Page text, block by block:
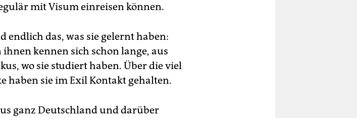
mit Visum einreisen können.
endlich das, was sie gelernt haben:
kennen sich schon lange, aus
wo sie studiert haben. Über die viel
haben sie im Exil Kontakt gehalten.
ganz Deutschland und darüber